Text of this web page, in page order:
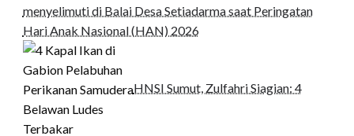
menyelimuti di Balai Desa Setiadarma saat Peringatan
Hari Anak Nasional (HAN) 2026
HNSI Sumut, Zulfahri Siagian: 4